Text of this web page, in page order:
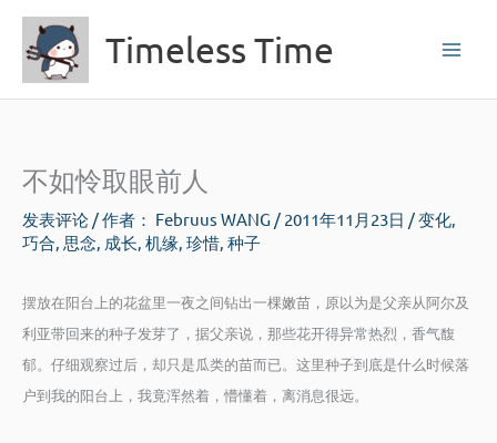
容
Timeless Time
不如怜取眼前人
发表评论 / 作者： Februus WANG / 2011年11月23日 /变化
巧合 思念 成长 机缘 珍惜 种子
摆放在阳台上的花盆里一夜之间钻出一棵嫩苗，原以为是父亲从阿尔及
利亚带回来的种子发芽了，据父亲说，那些花开得异常热烈，香气馥
郁。仔细观察过后，却只是瓜类的苗而已。这里种子到底是什么时候落
户到我的阳台上，我竟浑然着，懵懂着，离消息很远。